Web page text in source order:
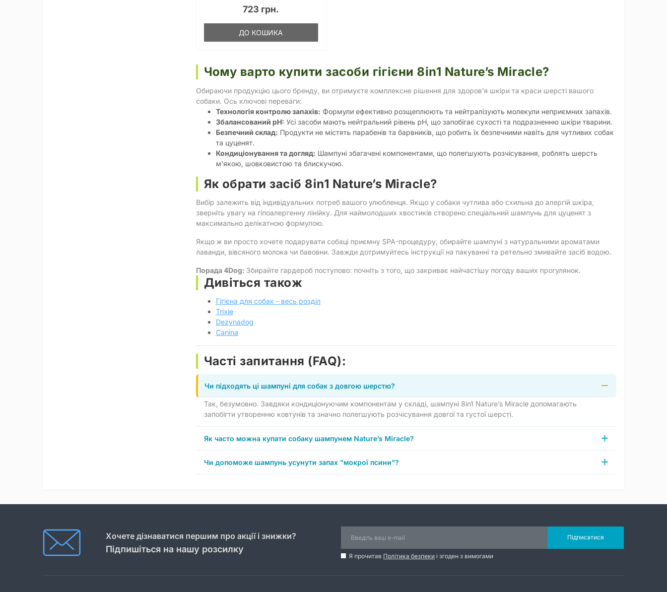
723 грн.
ДО КОШИКА
Чому варто купити засоби гігієни 8in1 Nature’s Miracle?
Обираючи продукцію цього бренду, ви отримуєте комплексне рішення для здоров'я шкіри та краси шерсті вашого
собаки. Ось ключові переваги:
Технологія контролю запахів: Формули ефективно розщеплюють та нейтралізують молекули неприємних запахів.
Збалансований pH: Усі засоби мають нейтральний рівень pH, що запобігає сухості та подразненню шкіри тварини.
Безпечний склад: Продукти не містять парабенів та барвників, що робить їх безпечними навіть для чутливих собак
та цуценят.
Кондиціонування та догляд: Шампуні збагачені компонентами, що полегшують розчісування, роблять шерсть
м'якою, шовковистою та блискучою.
Як обрати засіб 8in1 Nature’s Miracle?
Вибір залежить від індивідуальних потреб вашого улюбленця. Якщо у собаки чутлива або схильна до алергій шкіра,
зверніть увагу на гіпоалергенну лінійку. Для наймолодших хвостиків створено спеціальний шампунь для цуценят з
максимально делікатною формулою.
Якщо ж ви просто хочете подарувати собаці приємну SPA-процедуру, обирайте шампуні з натуральними ароматами
лаванди, вівсяного молока чи бавовни. Завжди дотримуйтесь інструкції на пакуванні та ретельно змивайте засіб водою.
Порада 4Dog: Збирайте гардероб поступово: почніть з того, що закриває найчастішу погоду ваших прогулянок.
Дивіться також
Гігієна для собак - весь розділ
Trixie
Dezynadog
Canina
Часті запитання (FAQ):
Чи підходять ці шампуні для собак з довгою шерстю?
Так, безумовно. Завдяки кондиціонуючим компонентам у складі, шампуні 8in1 Nature’s Miracle допомагають
запобігти утворенню ковтунів та значно полегшують розчісування довгої та густої шерсті.
Як часто можна купати собаку шампунем Nature’s Miracle?
Чи допоможе шампунь усунути запах "мокрої псини"?
Хочете дізнаватися першим про акції і знижки?
Підпишіться на нашу розсилку
Підписатися
Я прочитав Політика безпеки і згоден з вимогами